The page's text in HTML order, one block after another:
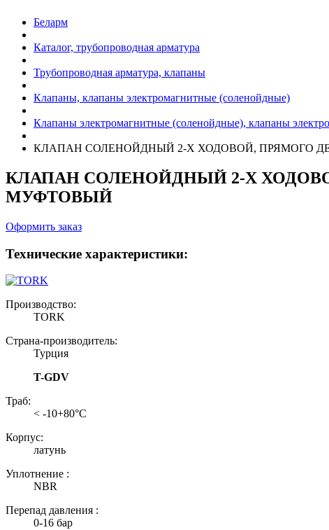
Беларм
Каталог, трубопроводная арматура
Трубопроводная арматура, клапаны
Клапаны, клапаны электромагнитные (соленойдные)
Клапаны электромагнитные (соленойдные), клапаны
КЛАПАН СОЛЕНОЙДНЫЙ 2-Х ХОДОВОЙ, ПРЯМОГО
КЛАПАН СОЛЕНОЙДНЫЙ 2-Х
МУФТОВЫЙ
Оформить заказ
Технические характеристики:
Производство:
TORK
Страна-производитель:
Турция
T-GDV
Траб:
< -10+80°С
Корпус:
латунь
Уплотнение :
NBR
Перепад давления :
0-16 бар